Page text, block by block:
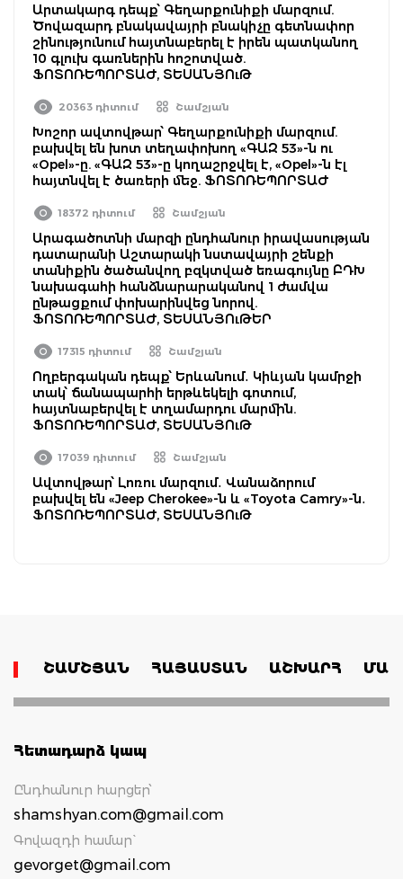
Արտակարգ դեպք՝ Գեղարքունիքի մարզում.
Ծովազարդ բնակավայրի բնակիչը գետնափոր
շինությունում հայտնաբերել է իրեն պատկանող
10 գլուխ գառներին հոշոտված.
ՖՈՏՈՌԵՊՈՐՏԱԺ, ՏԵՍԱՆՅՈւԹ
20363 դիտում Շամշյան
Խոշոր ավտովթար՝ Գեղարքունիքի մարզում.
բախվել են խոտ տեղափոխող «ԳԱԶ 53»-ն ու
«Opel»-ը. «ԳԱԶ 53»-ը կողաշրջվել է, «Opel»-ն էլ
հայտնվել է ծառերի մեջ. ՖՈՏՈՌԵՊՈՐՏԱԺ
18372 դիտում Շամշյան
Արագածոտնի մարզի ընդհանուր իրավասության
դատարանի Աշտարակի նստավայրի շենքի
տանիքին ծածանվող բզկտված եռագույնը ԲԴԽ
նախագահի հանձնարարականով 1 ժամվա
ընթացքում փոխարինվեց նորով.
ՖՈՏՈՌԵՊՈՐՏԱԺ, ՏԵՍԱՆՅՈւԹԵՐ
17315 դիտում Շամշյան
Ողբերգական դեպք՝ Երևանում․ Կիևյան կամրջի
տակ՝ ճանապարհի երթևեկելի գոտում,
հայտնաբերվել է տղամարդու մարմին.
ՖՈՏՈՌԵՊՈՐՏԱԺ, ՏԵՍԱՆՅՈւԹ
17039 դիտում Շամշյան
Ավտովթար՝ Լոռու մարզում․ Վանաձորում
բախվել են «Jeep Cherokee»-ն և «Toyota Camry»-ն․
ՖՈՏՈՌԵՊՈՐՏԱԺ, ՏԵՍԱՆՅՈւԹ
ՇԱՄՇՅԱՆ ՀԱՅԱՍՏԱՆ ԱՇԽԱՐՀ
Հետադարձ կապ
Ընդհանուր հարցեր՝
shamshyan.com@gmail.com
Գովազդի համար`
gevorget@gmail.com